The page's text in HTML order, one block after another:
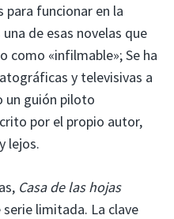
para funcionar en la
una de esas novelas que
como «infilmable»; Se ha
y televisivas a
un guión piloto
por el propio autor,
lejos.
Casa de las hojas
limitada. La clave